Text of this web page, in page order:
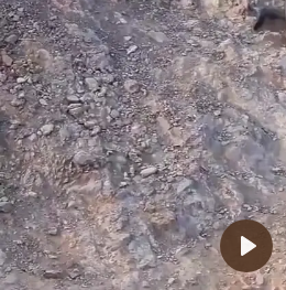
پخش